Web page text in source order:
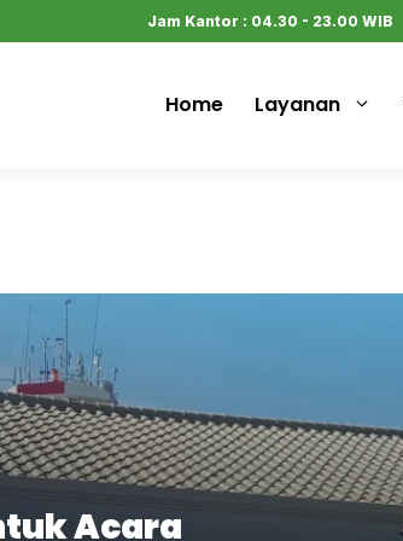
Jam Kantor : 04.30 - 23.00 WIB
Home Layanan
Acara